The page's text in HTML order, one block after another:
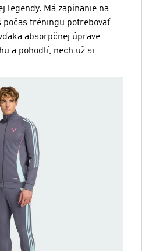
legendy. Má zapínanie na
počas tréningu potrebovať
absorpčnej úprave
a pohodlí, nech už si